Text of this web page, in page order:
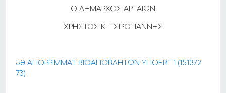
Ο ΔΗΜΑΡΧΟΣ ΑΡΤΑΙΩΝ
ΧΡΗΣΤΟΣ Κ. ΤΣΙΡΟΓΙΑΝΝΗΣ
5θ ΑΠΟΡΡΙΜΜΑΤ ΒΙΟΑΠΟΒΛΗΤΩΝ ΥΠΟΕΡΓ 1 (151372
73)